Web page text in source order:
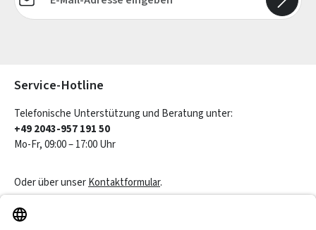
Service-Hotline
Telefonische Unterstützung und Beratung unter:
+49 2043-957 191 50
Mo-Fr, 09:00 – 17:00 Uhr
Oder über unserKontaktformular.